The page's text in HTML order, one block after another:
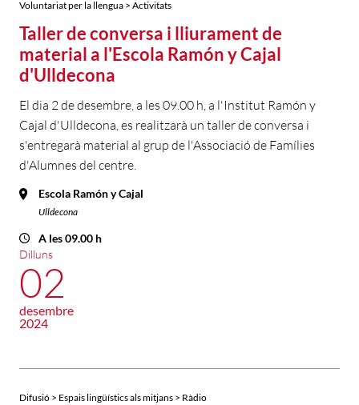
Voluntariat per la llengua > Activitats
Taller de conversa i lliurament de
material a l'Escola Ramón y Cajal
d'Ulldecona
El dia 2 de desembre, a les 09.00 h, a l'Institut Ramón y
Cajal d'Ulldecona, es realitzarà un taller de conversa i
s'entregarà material al grup de l'Associació de Famílies
d'Alumnes del centre.
Escola Ramón y Cajal
Ulldecona
A les 09.00 h
Dilluns
02
desembre
2024
Difusió > Espais lingüístics als mitjans > Ràdio